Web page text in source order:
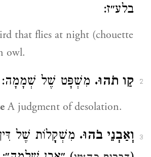
בלע״ז:
owl.
2 קַו תֹהוּ. מִשְׁפָּט שֶׁל שְׁמָמָה:
A judgment of desolation.
3 וְאַבְנֵי בֹהוּ. מִשְׁקָָָָָלוֹת שֶׁל